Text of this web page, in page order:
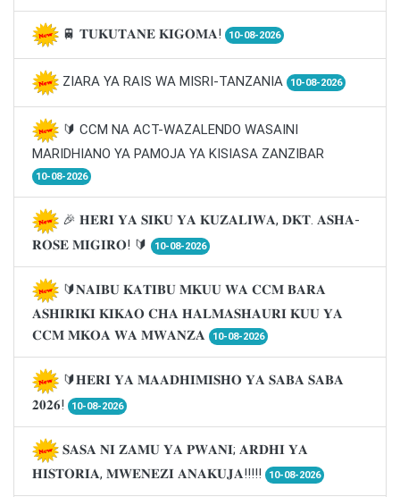
🚆 𝐓𝐔𝐊𝐔𝐓𝐀𝐍𝐄 𝐊𝐈𝐆𝐎𝐌𝐀! 10-08-2026
ZIARA YA RAIS WA MISRI-TANZANIA 10-08-2026
🔰 CCM NA ACT-WAZALENDO WASAINI
MARIDHIANO YA PAMOJA YA KISIASA ZANZIBAR
10-08-2026
🎉 𝐇𝐄𝐑𝐈 𝐘𝐀 𝐒𝐈𝐊𝐔 𝐘𝐀 𝐊𝐔𝐙𝐀𝐋𝐈𝐖𝐀, 𝐃𝐊𝐓. 𝐀𝐒𝐇𝐀-
𝐑𝐎𝐒𝐄 𝐌𝐈𝐆𝐈𝐑𝐎! 🔰
10-08-2026
🔰𝐍𝐀𝐈𝐁𝐔 𝐊𝐀𝐓𝐈𝐁𝐔 𝐌𝐊𝐔𝐔 𝐖𝐀 𝐂𝐂𝐌 𝐁𝐀𝐑𝐀
𝐀𝐒𝐇𝐈𝐑𝐈𝐊𝐈 𝐊𝐈𝐊𝐀𝐎 𝐂𝐇𝐀 𝐇𝐀𝐋𝐌𝐀𝐒𝐇𝐀𝐔𝐑𝐈 𝐊𝐔𝐔 𝐘𝐀
𝐂𝐂𝐌 𝐌𝐊𝐎𝐀 𝐖𝐀 𝐌𝐖𝐀𝐍𝐙𝐀
10-08-2026
🔰𝐇𝐄𝐑𝐈 𝐘𝐀 𝐌𝐀𝐀𝐃𝐇𝐈𝐌𝐈𝐒𝐇𝐎 𝐘𝐀 𝐒𝐀𝐁𝐀 𝐒𝐀𝐁𝐀
𝟐𝟎𝟐𝟔!
10-08-2026
𝐒𝐀𝐒𝐀 𝐍𝐈 𝐙𝐀𝐌𝐔 𝐘𝐀 𝐏𝐖𝐀𝐍𝐈; 𝐀𝐑𝐃𝐇𝐈 𝐘𝐀
𝐇𝐈𝐒𝐓𝐎𝐑𝐈𝐀, 𝐌𝐖𝐄𝐍𝐄𝐙𝐈 𝐀𝐍𝐀𝐊𝐔𝐉𝐀!!!!!
10-08-2026